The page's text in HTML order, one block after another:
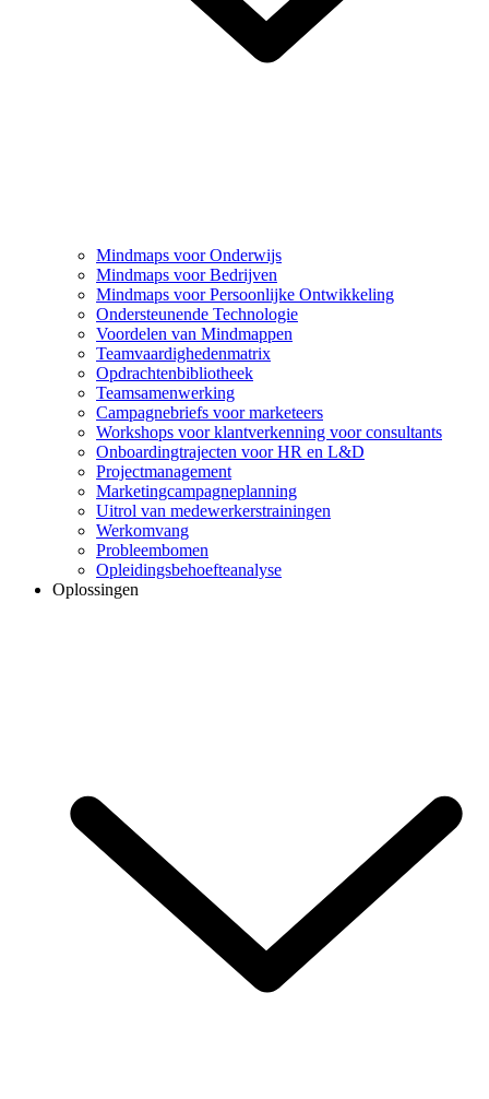
Mindmaps voor Onderwijs
Mindmaps voor Bedrijven
Mindmaps voor Persoonlijke Ontwikkeling
Ondersteunende Technologie
Voordelen van Mindmappen
Teamvaardighedenmatrix
Opdrachtenbibliotheek
Teamsamenwerking
Campagnebriefs voor marketeers
Workshops voor klantverkenning voor consultants
Onboardingtrajecten voor HR en L&D
Projectmanagement
Marketingcampagneplanning
Uitrol van medewerkerstrainingen
Werkomvang
Probleembomen
Opleidingsbehoefteanalyse
Oplossingen